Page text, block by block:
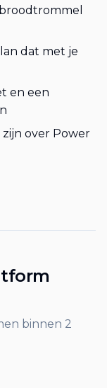
dat met je
en een
zijn over Power
binnen 2